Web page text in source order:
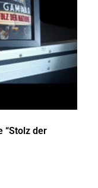
“Stolz der